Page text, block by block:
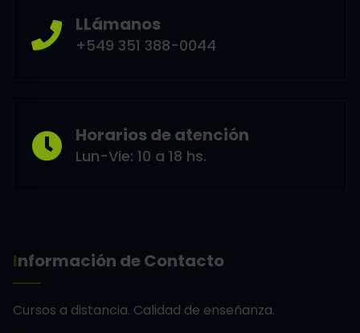
LLámanos
+549 351 388-0044
Horarios de atención
Lun-Vie: 10 a 18 hs.
Información de Contacto
Cursos a distancia. Calidad de enseñanza.